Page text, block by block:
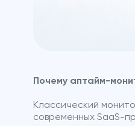
Почему аптайм-
Классический
современных SaaS-